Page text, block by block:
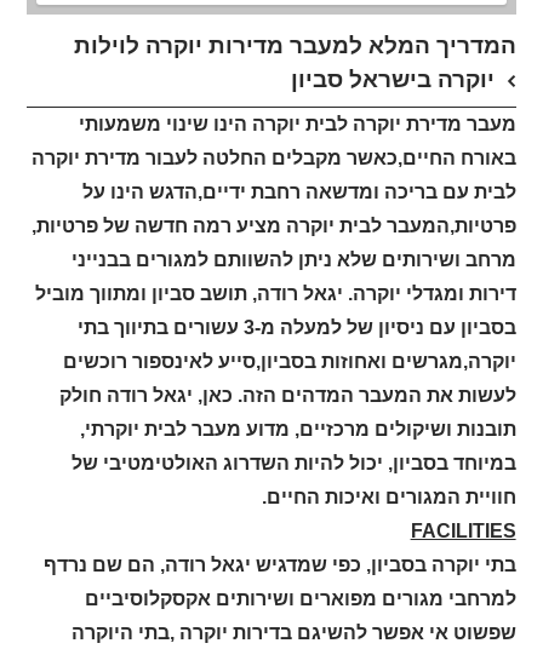
המדריך המלא למעבר מדירות יוקרה לוילות
יוקרה בישראל סביון
מעבר מדירת יוקרה לבית יוקרה הינו שינוי משמעותי
באורח החיים,כאשר מקבלים החלטה לעבור מדירת יוקרה
לבית עם בריכה ומדשאה רחבת ידיים,הדגש הינו על
פרטיות,המעבר לבית יוקרה מציע רמה חדשה של פרטיות,
מרחב ושירותים שלא ניתן להשוותם למגורים בבנייני
דירות ומגדלי יוקרה. יגאל רודה, תושב סביון ומתווך מוביל
בסביון עם ניסיון של למעלה מ-3 עשורים בתיווך בתי
יוקרה,מגרשים ואחוזות בסביון,סייע לאינספור רוכשים
לעשות את המעבר המדהים הזה. כאן, יגאל רודה חולק
תובנות ושיקולים מרכזיים, מדוע מעבר לבית יוקרתי,
במיוחד בסביון, יכול להיות השדרוג האולטימטיבי של
חוויית המגורים ואיכות החיים.
FACILITIES
בתי יוקרה בסביון, כפי שמדגיש יגאל רודה, הם שם נרדף
למרחבי מגורים מפוארים ושירותים אקסקלוסיביים
שפשוט אי אפשר להשיגם בדירות יוקרה ,בתי היוקרה